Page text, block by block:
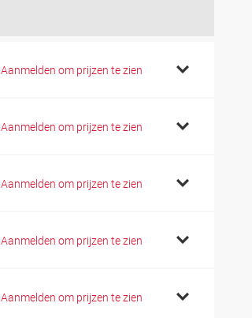
Aanmelden om prijzen te zien
Aanmelden om prijzen te zien
Aanmelden om prijzen te zien
Aanmelden om prijzen te zien
Aanmelden om prijzen te zien